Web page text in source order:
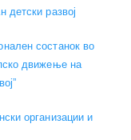
детски развој
состанок во
движење на
организации и